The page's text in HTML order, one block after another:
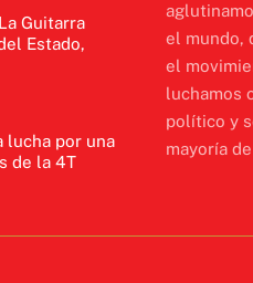
Guitarra
Estado,
lucha por una
de la 4T
el mundo,
el
luchamos
político y
mayoría